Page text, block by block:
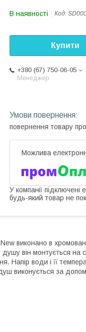
В наявності Код:
Купити
+380 (67) 750-06-05
Менеджер
повернення товару
У компанії підключені
будь-який товар не
виконано в
він монтується на
Напір води і її
виконується за